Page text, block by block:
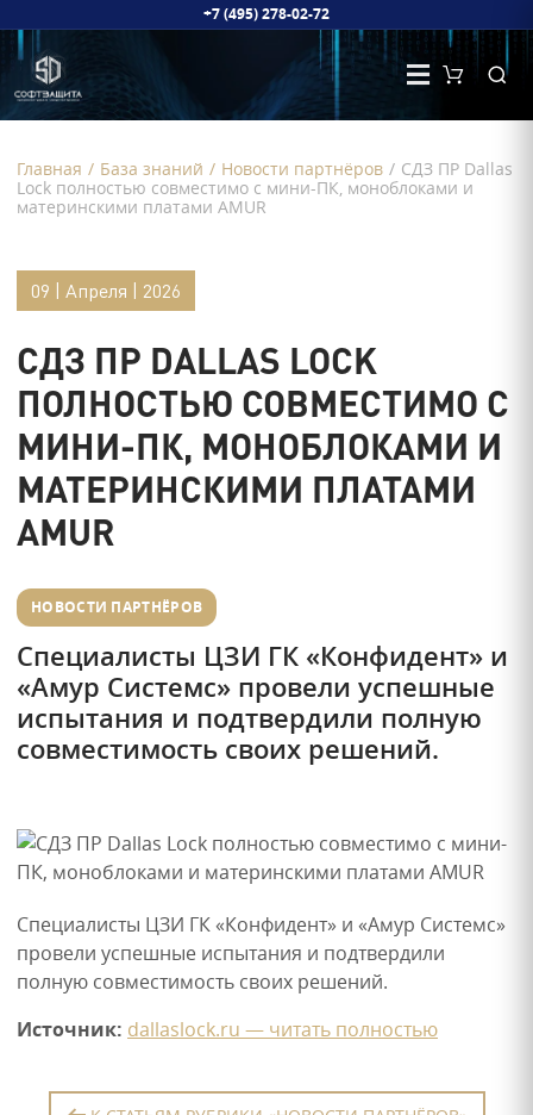
+7 (495) 278-02-72
Главная / База знаний / Новости партнёров / СДЗ ПР Dallas
Lock полностью совместимо с мини-ПК, моноблоками и
материнскими платами AMUR
09 | Апреля | 2026
СДЗ ПР DALLAS LOCK
ПОЛНОСТЬЮ СОВМЕСТИМО С
МИНИ-ПК, МОНОБЛОКАМИ И
МАТЕРИНСКИМИ ПЛАТАМИ
AMUR
НОВОСТИ ПАРТНЁРОВ
Специалисты ЦЗИ ГК «Конфидент» и
«Амур Системс» провели успешные
испытания и подтвердили полную
совместимость своих решений.
Специалисты ЦЗИ ГК «Конфидент» и «Амур Системс»
провели успешные испытания и подтвердили
полную совместимость своих решений.
Источник: dallaslock.ru — читать полностью